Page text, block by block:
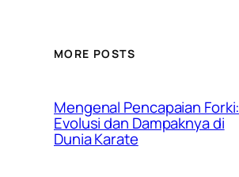
MORE POSTS
Mengenal Pencapaian Forki:
Evolusi dan Dampaknya di
Dunia Karate